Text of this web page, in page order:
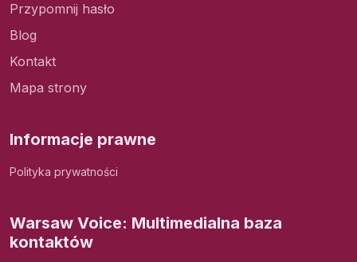
Przypomnij hasło
Blog
Kontakt
Mapa strony
Informacje prawne
Polityka prywatności
Warsaw Voice: Multimedialna baza
kontaktów